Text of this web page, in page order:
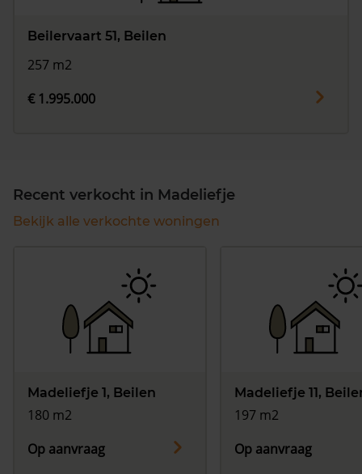
Beilervaart 51, Beilen
257 m2
€ 1.995.000
Recent verkocht in Madeliefje
Bekijk alle verkochte woningen
Madeliefje 1, Beilen
180 m2
Op aanvraag
Madeliefje 11,
197 m2
Op aanvraag